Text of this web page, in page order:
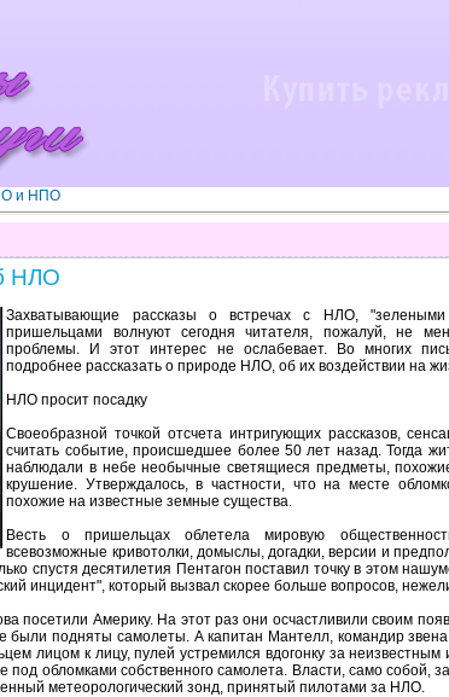
и НПО
НЛО
Захватывающие рассказы о встречах с НЛО, "зелеными
пришельцами волнуют сегодня читателя, пожалуй, не
проблемы. И этот интерес не ослабевает. Во многих
подробнее рассказать о природе НЛО, об их воздействии на
НЛО просит посадку
Своеобразной точкой отсчета интригующих рассказов,
считать событие, происшедшее более 50 лет назад. Тогда
наблюдали в небе необычные светящиеся предметы,
крушение. Утверждалось, в частности, что на месте
похожие на известные земные существа.
Весть о пришельцах облетела мировую
всевозможные кривотолки, домыслы, догадки, версии и
спустя десятилетия Пентагон поставил точку в этом
инцидент", который вызвал скорее больше вопросов,
посетили Америку. На этот раз они осчастливили своим
были подняты самолеты. А капитан Мантелл, командир
лицом к лицу, пулей устремился вдогонку за
под обломками собственного самолета. Власти, само собой,
метеорологический зонд, принятый пилотами за НЛО.